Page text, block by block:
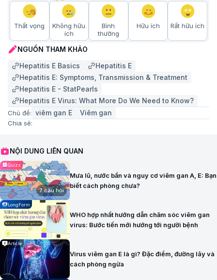
Thất vọng
Không hữu
ích
Bình
thường
Hữu ích Rất hữu ích
NGUỒN THAM KHẢO
Hepatitis E Basics
Hepatitis E
Hepatitis E: Symptoms, Transmission & Treatment
Hepatitis E - StatPearls
Hepatitis E Virus: What More Do We Need to Know?
Chủ đề: viêm gan E Viêm gan
Chia sẻ:
NỘI DUNG LIÊN QUAN
Quizz
7 câu hỏi
Mưa lũ, nước bẩn và nguy cơ viêm gan A, E: Bạn
biết cách phòng chưa?
LongForm
WHO hợp nhất hướng dẫn chăm sóc viêm gan
virus: Bước tiến mới hướng tới người bệnh
Article
Virus viêm gan E là gì? Đặc điểm, đường lây và
cách phòng ngừa